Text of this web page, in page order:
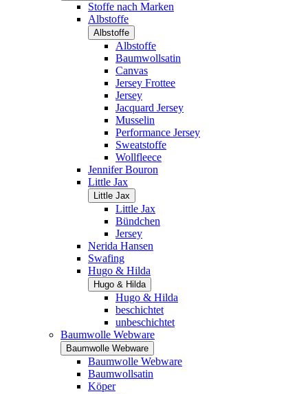
Stoffe nach Marken
Albstoffe
Albstoffe
Albstoffe
Baumwollsatin
Canvas
Jersey Frottee
Jersey
Jacquard Jersey
Musselin
Performance Jersey
Sweatstoffe
Wollfleece
Jennifer Bouron
Little Jax
Little Jax
Little Jax
Bündchen
Jersey
Nerida Hansen
Swafing
Hugo & Hilda
Hugo & Hilda
Hugo & Hilda
beschichtet
unbeschichtet
Baumwolle Webware
Baumwolle Webware
Baumwolle Webware
Baumwollsatin
Köper